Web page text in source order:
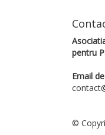
pentru
Email
©